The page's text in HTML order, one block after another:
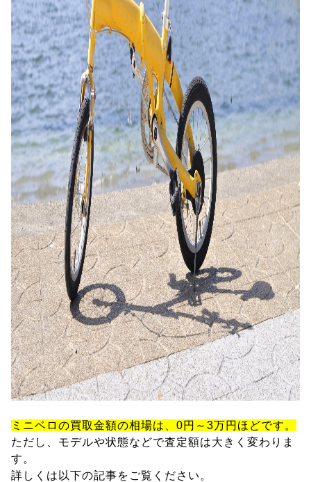
ミニベロの買取金額の相場は、0円～3万円ほどです。
ただし、モデルや状態などで査定額は大きく変わりま
す。
詳しくは以下の記事をご覧ください。